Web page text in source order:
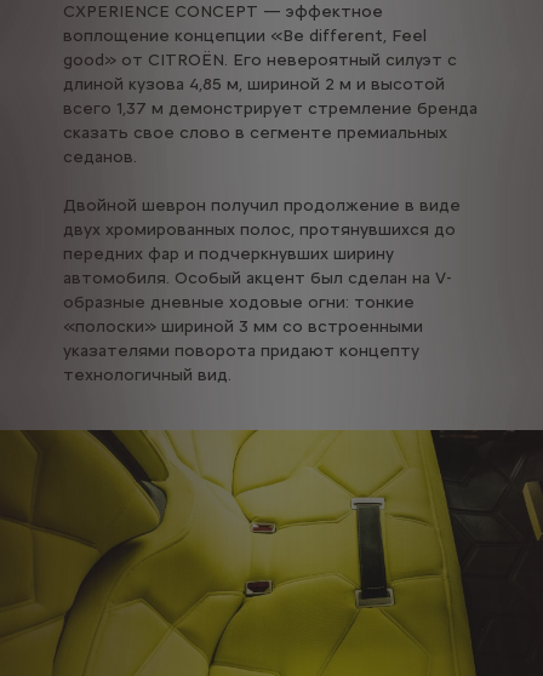
CXPERIENCE CONCEPT — эффектное
воплощение концепции «Be different, Feel
good» от CITROËN. Его невероятный силуэт с
длиной кузова 4,85 м, шириной 2 м и высотой
всего 1,37 м демонстрирует стремление бренда
сказать свое слово в сегменте премиальных
седанов.
Двойной шеврон получил продолжение в виде
двух хромированных полос, протянувшихся до
передних фар и подчеркнувших ширину
автомобиля. Особый акцент был сделан на V-
образные дневные ходовые огни: тонкие
«полоски» шириной 3 мм со встроенными
указателями поворота придают концепту
технологичный вид.